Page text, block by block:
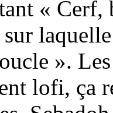
« Cerf,
».
lofi, ça